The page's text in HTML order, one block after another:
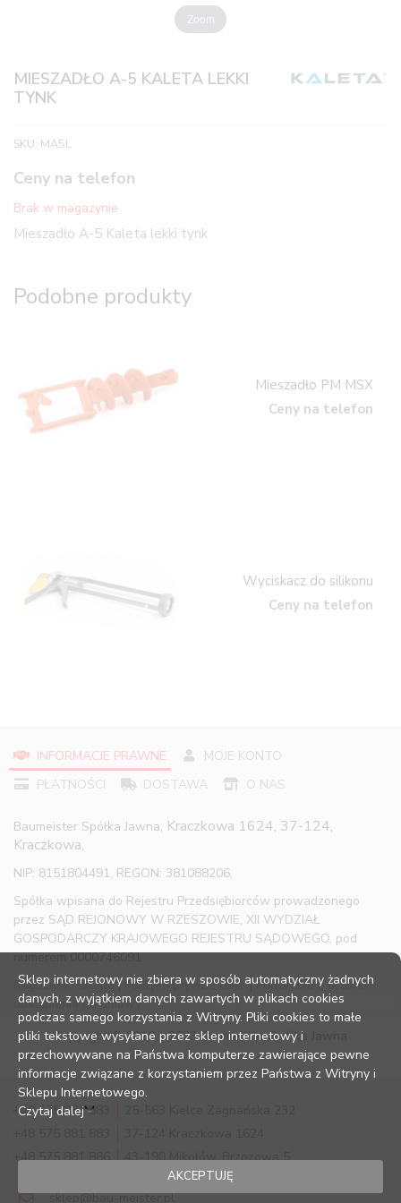
Zoom
MIESZADŁO A-5 KALETA LEKKI
TYNK
SKU: MA5L
Ceny na telefon
Brak w magazynie
Mieszadło A-5 Kaleta lekki tynk
Podobne produkty
Mieszadło PM MSX
Ceny na telefon
Wyciskacz do silikonu
Ceny na telefon
INFORMACJE PRAWNE
MOJE KONTO
PŁATNOŚCI
DOSTAWA O NAS
Baumeister Spółka Jawna, Kraczkowa 1624, 37-124,
Kraczkowa,
NIP: 8151804491, REGON: 381088206,
Spółka wpisana do Rejestru Przedsiębiorców prowadzonego
przez SĄD REJONOWY W RZESZOWIE, XII WYDZIAŁ
GOSPODARCZY KRAJOWEGO REJESTRU SĄDOWEGO, pod
numerem 0000746091
Regulamin sklepu| Polityka prywatności |Pouczenie o prawie
odstąpienia od umowy
Copyright © 2016 – 2023 Baumeister Spółka Jawna
sklep@bau-meister.pl
+48 575 881 883
+48 575 881 886
43-190 Mikołów, Brzozowa 5
Sklep internetowy nie zbiera w sposób automatyczny żadnych
danych, z wyjątkiem danych zawartych w plikach cookies
podczas samego korzystania z Witryny. Pliki cookies to małe
pliki tekstowe wysyłane przez sklep internetowy i
przechowywane na Państwa komputerze zawierające pewne
informacje związane z korzystaniem przez Państwa z Witryny i
Sklepu Internetowego.
Czytaj dalej
AKCEPTUJĘ